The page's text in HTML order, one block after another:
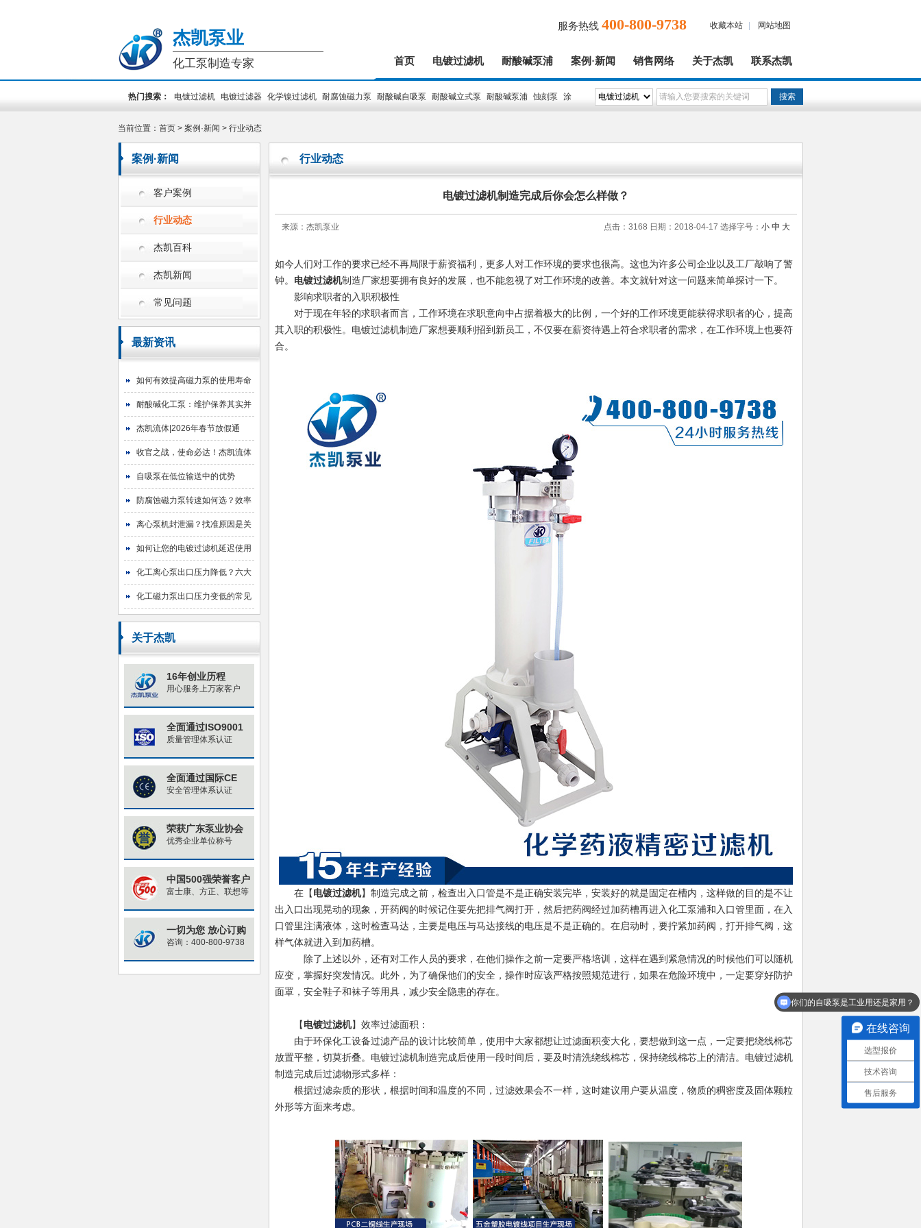
杰凯泵业
化工泵制造专家
收藏本站 网站地图
服务热线 400-800-9738
首页 电镀过滤机 耐酸碱泵浦 案例·新闻 销售网络 关于杰凯 联系杰凯
热门搜索： 电镀过滤机 电镀过滤器 化学镍过滤机 耐腐蚀磁力泵 耐酸碱自吸泵 耐酸碱立式泵 耐酸碱泵浦 蚀刻泵
涂
当前位置： 首页 > 案例·新闻 > 行业动态
案例·新闻
客户案例
行业动态
杰凯百科
杰凯新闻
常见问题
最新资讯
如何有效提高磁力泵的使用寿命
耐酸碱化工泵：维护保养其实并
不难
杰凯流体|2026年春节放假通
知！
收官之战，使命必达！杰凯流体
2025年目标圆满达成
自吸泵在低位输送中的优势
防腐蚀磁力泵转速如何选？效率
与寿命的平衡艺术
离心泵机封泄漏？找准原因是关
键！
如何让您的电镀过滤机延迟使用
寿命
化工离心泵出口压力降低？六大
原因与排查指南
化工磁力泵出口压力变低的常见
原因与对策
关于杰凯
16年创业历程
用心服务上万家客户
全面通过ISO9001
质量管理体系认证
全面通过国际CE
安全管理体系认证
荣获广东泵业协会
优秀企业单位称号
中国500强荣誉客户
富士康、方正、联想等
一切为您 放心订购
咨询：400-800-9738
行业动态
电镀过滤机制造完成后你会怎么样做？
来源：杰凯泵业 点击：3168 日期：2018-04-17 选择字号： 小 中 大
如今人们对工作的要求已经不再局限于薪资福利，更多人对工作环境的要求也很高。这也为许多公司企业以及工厂敲响了警
钟。 电镀过滤机制造厂家想要拥有良好的发展，也不能忽视了对工作环境的改善。本文就针对这一问题来简单探讨一下。
影响求职者的入职积极性
对于现在年轻的求职者而言，工作环境在求职意向中占据着极大的比例，一个好的工作环境更能获得求职者的心，提高
其入职的积极性。电镀过滤机制造厂家想要顺利招到新员工，不仅要在薪资待遇上符合求职者的需求，在工作环境上也要符
合。
在 【电镀过滤机】 制造完成之前，检查出入口管是不是正确安装完毕，安装好的就是固定在槽内，这样做的目的是不让
出入口出现晃动的现象，开药阀的时候记住要先把排气阀打开，然后把药阀经过加药槽再进入化工泵浦和入口管里面，在入
口管里注满液体，这时检查马达，主要是电压与马达接线的电压是不是正确的。在启动时，要拧紧加药阀，打开排气阀，这
样气体就进入到加药槽。
除了上述以外，还有对工作人员的要求，在他们操作之前一定要严格培训，这样在遇到紧急情况的时候他们可以随机
应变，掌握好突发情况。此外，为了确保他们的安全，操作时应该严格按照规范进行，如果在危险环境中，一定要穿好防护
面罩，安全鞋子和袜子等用具，减少安全隐患的存在。
【电镀过滤机】效率过滤面积：
由于环保化工设备过滤产品的设计比较简单，使用中大家都想让过滤面积变大化，要想做到这一点，一定要把绕线棉芯
放置平整，切莫折叠。电镀过滤机制造完成后使用一段时间后，要及时清洗绕线棉芯，保持绕线棉芯上的清洁。电镀过滤机
制造完成后过滤物形式多样：
根据过滤杂质的形状，根据时间和温度的不同，过滤效果会不一样，这时建议用户要从温度，物质的稠密度及固体颗粒
外形等方面来考虑。
在线咨询
选型报价
技术咨询
售后服务
你们的自吸泵是工业用还是家用？